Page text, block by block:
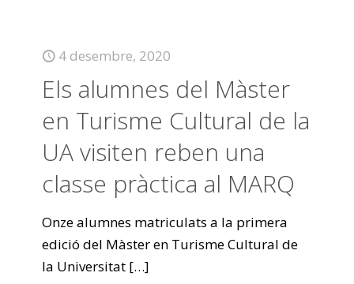
4 desembre, 2020
Els alumnes del Màster
en Turisme Cultural de la
UA visiten reben una
classe pràctica al MARQ
Onze alumnes matriculats a la primera
edició del Màster en Turisme Cultural de
la Universitat […]